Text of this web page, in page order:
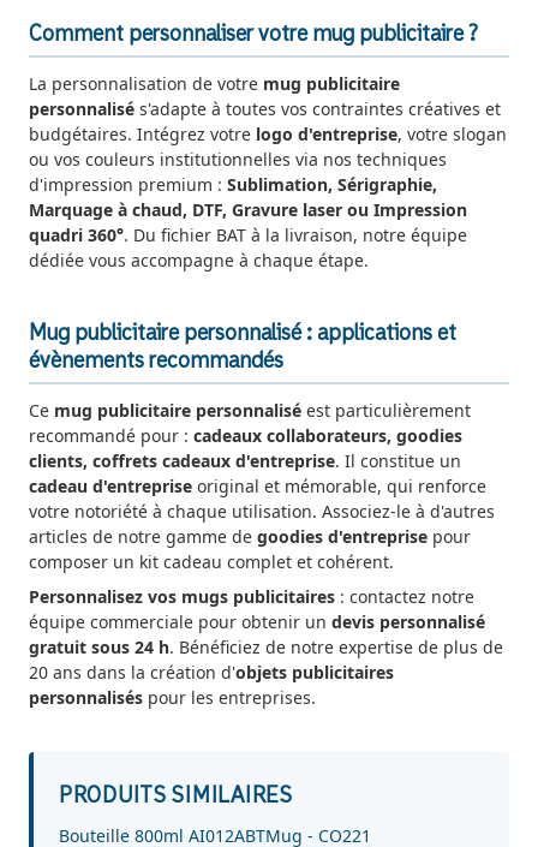
Comment personnaliser votre mug publicitaire ?
La personnalisation de votre mug publicitaire
personnalisé s'adapte à toutes vos contraintes créatives et
budgétaires. Intégrez votre logo d'entreprise, votre slogan
ou vos couleurs institutionnelles via nos techniques
d'impression premium : Sublimation, Sérigraphie,
Marquage à chaud, DTF, Gravure laser ou Impression
quadri 360°. Du fichier BAT à la livraison, notre équipe
dédiée vous accompagne à chaque étape.
Mug publicitaire personnalisé : applications et
évènements recommandés
Ce mug publicitaire personnalisé est particulièrement
recommandé pour : cadeaux collaborateurs, goodies
clients, coffrets cadeaux d'entreprise. Il constitue un
cadeau d'entreprise original et mémorable, qui renforce
votre notoriété à chaque utilisation. Associez-le à d'autres
articles de notre gamme de goodies d'entreprise pour
composer un kit cadeau complet et cohérent.
Personnalisez vos mugs publicitaires : contactez notre
équipe commerciale pour obtenir un devis personnalisé
gratuit sous 24 h. Bénéficiez de notre expertise de plus de
20 ans dans la création d'objets publicitaires
personnalisés pour les entreprises.
PRODUITS SIMILAIRES
Bouteille 800ml AI012ABTMug - CO221